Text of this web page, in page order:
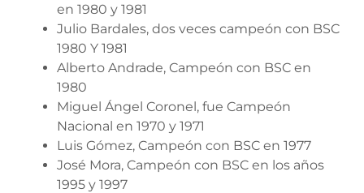
en 1980 y 1981
Julio Bardales, dos veces campeón con BSC
1980 Y 1981
Alberto Andrade, Campeón con BSC en
1980
Miguel Ángel Coronel, fue Campeón
Nacional en 1970 y 1971
Luis Gómez, Campeón con BSC en 1977
José Mora, Campeón con BSC en los años
1995 y 1997